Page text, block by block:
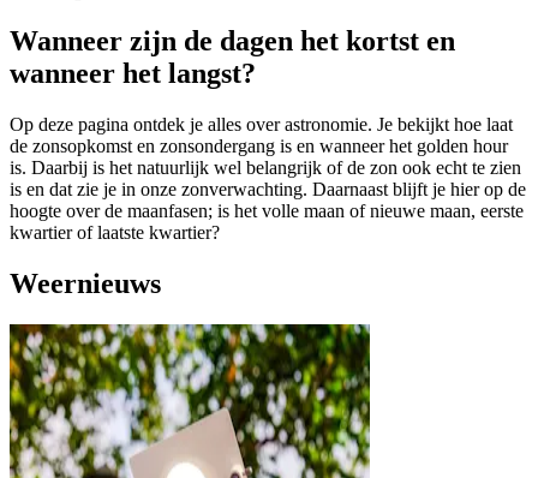
Wanneer zijn de dagen het kortst en
wanneer het langst?
Op deze pagina ontdek je alles over astronomie. Je bekijkt hoe laat
de zonsopkomst en zonsondergang is en wanneer het golden hour
is. Daarbij is het natuurlijk wel belangrijk of de zon ook echt te zien
is en dat zie je in onze zonverwachting. Daarnaast blijft je hier op de
hoogte over de maanfasen; is het volle maan of nieuwe maan, eerste
kwartier of laatste kwartier?
Weernieuws